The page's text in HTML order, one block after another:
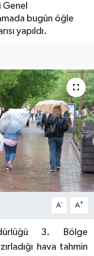
bugün öğle
yapıldı.
A- A+
3. Bölge
hava tahmin